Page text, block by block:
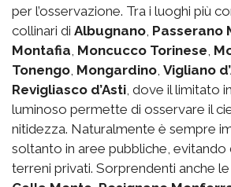
per l’osservazione. Tra i luoghi più
collinari di Albugnano Passerano
Montafia Moncucco Torinese
Tonengo Mongardino Vigliano
Revigliasco d’Asti , dove il limitato
luminoso permette di osservare il
nitidezza. Naturalmente è sempre
soltanto in aree pubbliche, evitando
terreni privati. Sorprendenti anche